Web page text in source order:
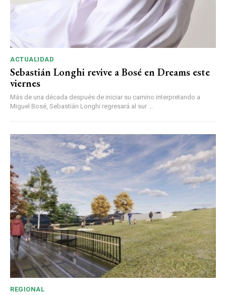
ACTUALIDAD
Sebastián Longhi revive a Bosé en Dreams este
viernes
Más de una década después de iniciar su camino interpretando a
Miguel Bosé, Sebastián Longhi regresará al sur ...
REGIONAL